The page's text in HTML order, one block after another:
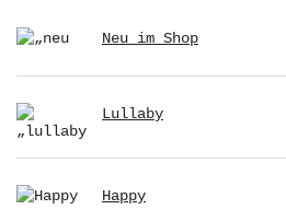
Neu im Shop
Lullaby
Happy